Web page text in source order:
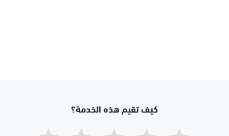
كيف تقيم هذه الخدمة؟